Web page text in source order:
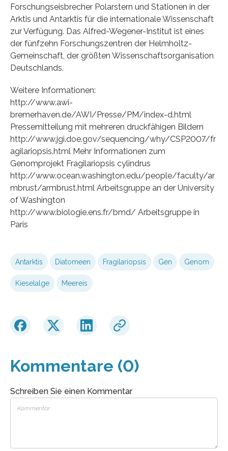
Forschungseisbrecher Polarstern und Stationen in der
Arktis und Antarktis für die internationale Wissenschaft
zur Verfügung. Das Alfred-Wegener-Institut ist eines
der fünfzehn Forschungszentren der Helmholtz-
Gemeinschaft, der größten Wissenschaftsorganisation
Deutschlands.
Weitere Informationen:
http://www.awi-
bremerhaven.de/AWI/Presse/PM/index-d.html
Pressemitteilung mit mehreren druckfähigen Bildern
http://www.jgi.doe.gov/sequencing/why/CSP2007/fr
agilariopsis.html Mehr Informationen zum
Genomprojekt Fragilariopsis cylindrus
http://www.ocean.washington.edu/people/faculty/ar
mbrust/armbrust.html Arbeitsgruppe an der University
of Washington
http://www.biologie.ens.fr/bmd/ Arbeitsgruppe in
Paris
Antarktis Diatomeen Fragilariopsis Gen Genom
Kieselalge Meereis
Kommentare (0)
Schreiben Sie einen Kommentar